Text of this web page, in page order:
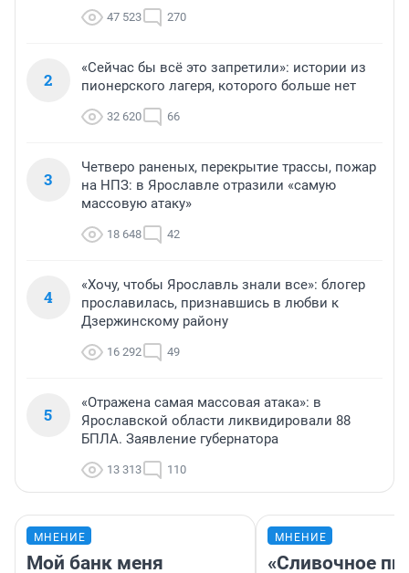
47 523 270
2
«Сейчас бы всё это запретили»: истории из
пионерского лагеря, которого больше нет
32 620 66
3
Четверо раненых, перекрытие трассы, пожар
на НПЗ: в Ярославле отразили «самую
массовую атаку»
18 648 42
4
«Хочу, чтобы Ярославль знали все»: блогер
прославилась, признавшись в любви к
Дзержинскому району
16 292 49
5
«Отражена самая массовая атака»: в
Ярославской области ликвидировали 88
БПЛА. Заявление губернатора
13 313 110
МНЕНИЕ
Мой банк меня
МНЕНИЕ
«Сливочное